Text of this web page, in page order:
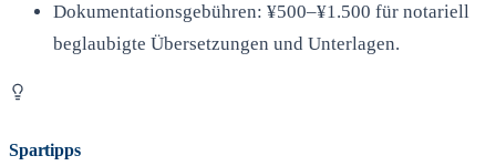
Dokumentationsgebühren: ¥500–¥1.500 für notariell
beglaubigte Übersetzungen und Unterlagen.
Spartipps